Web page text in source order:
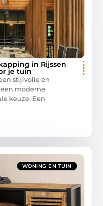
in Rijssen
je tuin
stijlvolle en
moderne
keuze. Een
WONING EN TUIN